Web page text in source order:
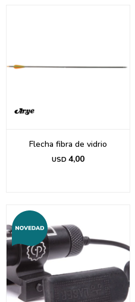
Flecha fibra de vidrio
USD 4,00